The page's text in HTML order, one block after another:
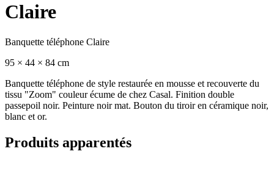
Claire
Banquette téléphone Claire
95 × 44 × 84 cm
Banquette téléphone de style restaurée en mousse et recouverte du
tissu "Zoom" couleur écume de chez Casal. Finition double
passepoil noir. Peinture noir mat. Bouton du tiroir en céramique noir,
blanc et or.
Produits apparentés